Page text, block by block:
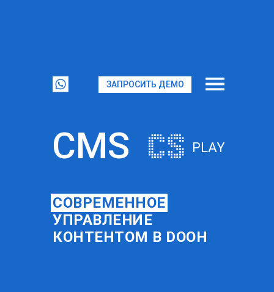
CMS
СОВРЕМЕННОЕ
УПРАВЛЕНИЕ
КОНТЕНТОМ В DOOH
PLAY
ЗАПРОСИТЬ ДЕМО